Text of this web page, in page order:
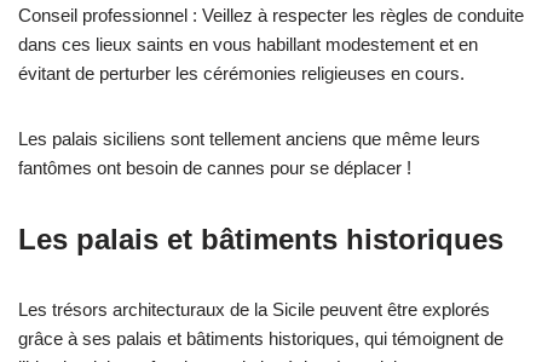
Conseil professionnel : Veillez à respecter les règles de conduite
dans ces lieux saints en vous habillant modestement et en
évitant de perturber les cérémonies religieuses en cours.
Les palais siciliens sont tellement anciens que même leurs
fantômes ont besoin de cannes pour se déplacer !
Les palais et bâtiments historiques
Les trésors architecturaux de la Sicile peuvent être explorés
grâce à ses palais et bâtiments historiques, qui témoignent de